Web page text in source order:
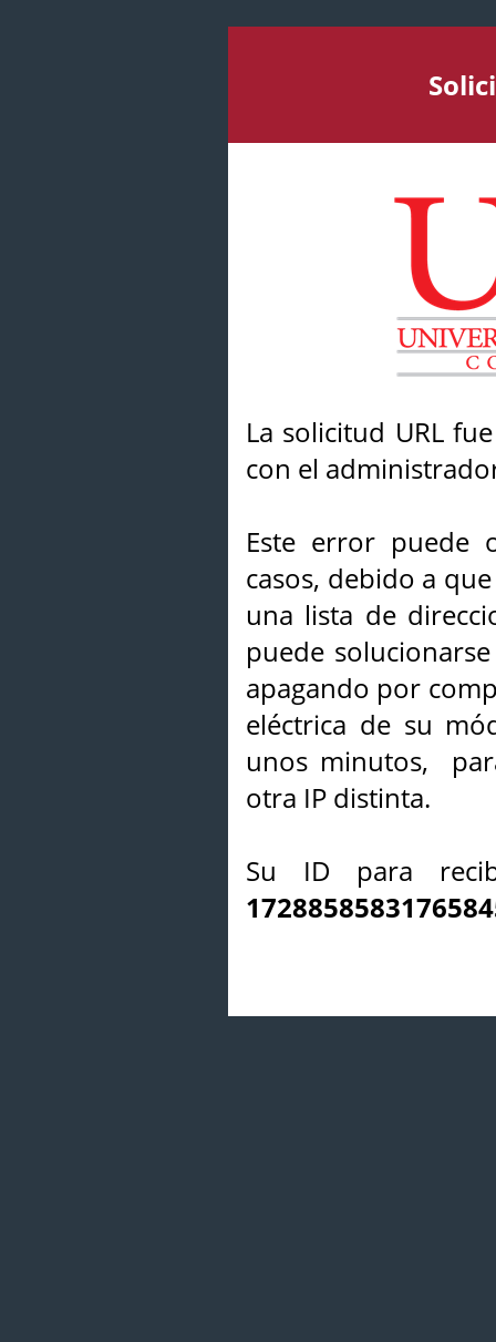
La solicitud URL
con el
Este error puede
casos, debido a
una lista de
puede
apagando por
eléctrica de su
unos minutos,
otra IP distinta.
Su ID para